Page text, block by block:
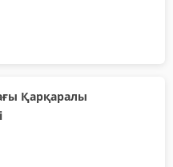
Қарқаралы